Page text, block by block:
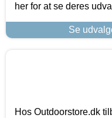
her for at se deres
Se
Hos Outdoorstore.dk